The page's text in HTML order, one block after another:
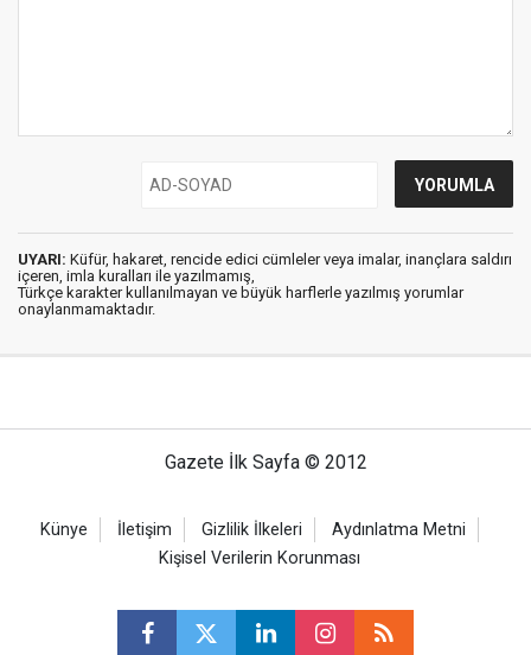
UYARI: Küfür, hakaret, rencide edici cümleler veya imalar, inançlara saldırı
içeren, imla kuralları ile yazılmamış,
Türkçe karakter kullanılmayan ve büyük harflerle yazılmış yorumlar
onaylanmamaktadır.
Gazete İlk Sayfa © 2012
Künye İletişim Gizlilik İlkeleri
Aydınlatma Metni
Kişisel Verilerin Korunması